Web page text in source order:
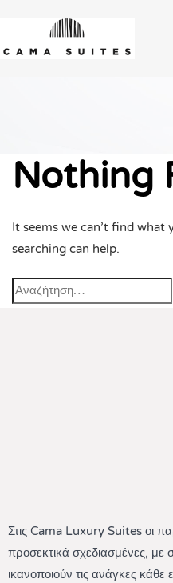
Nothing
It seems we can’t find what
searching can help.
Στις Cama Luxury Suites οι
προσεκτικά σχεδιασμένες, με
ικανοποιούν τις ανάγκες κάθε